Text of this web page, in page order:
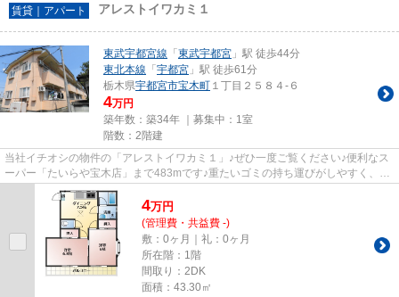
賃貸｜アパート アレストイワカミ１
東武宇都宮線 「 東武宇都宮 」駅 徒歩44分
東北本線 「 宇都宮 」駅 徒歩61分
栃木県宇都宮市宝木町 １丁目２５８４-６
4万円
築年数：築34年 ｜募集中： 1室
階数：2階建
当社イチオシの物件の「アレストイワカミ１」♪ぜひ一度ご覧ください♪便利なス
ーパー「たいらや宝木店」まで483mです♪重たいゴミの持ち運びがしやすく、敷
地内にごみ置き場があります♪...
4万円
(管理費・共益費 -)
敷：0ヶ月｜礼：0ヶ月
所在階：1階
間取り：2DK
面積：43.30㎡